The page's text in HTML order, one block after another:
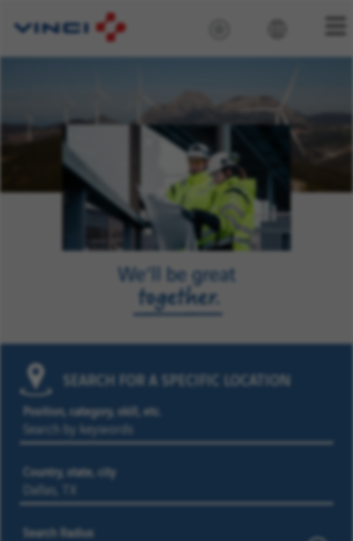
SEARCH FOR A SPECIFIC LOCATION
Position, category, skill, etc.
Country, state, city
Search Radius